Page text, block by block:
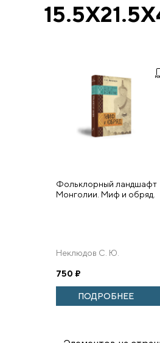
Фольклорный ландшафт
Монголии. Миф и обряд.
Неклюдов С. Ю.
750 ₽
ПОДРОБНЕЕ